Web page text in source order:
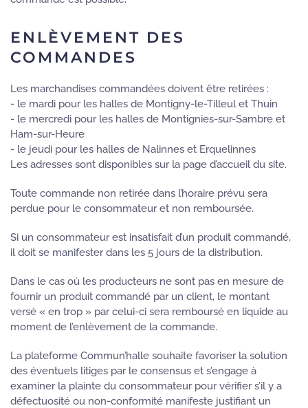
ENLÈVEMENT DES
COMMANDES
Les marchandises commandées doivent être retirées :
- le mardi pour les halles de Montigny-le-Tilleul et Thuin
- le mercredi pour les halles de Montignies-sur-Sambre et
Ham-sur-Heure
- le jeudi pour les halles de Nalinnes et Erquelinnes
Les adresses sont disponibles sur la page d’accueil du site.
Toute commande non retirée dans l’horaire prévu sera
perdue pour le consommateur et non remboursée.
Si un consommateur est insatisfait d’un produit commandé,
il doit se manifester dans les 5 jours de la distribution.
Dans le cas où les producteurs ne sont pas en mesure de
fournir un produit commandé par un client, le montant
versé « en trop » par celui-ci sera remboursé en liquide au
moment de l’enlèvement de la commande.
La plateforme Commun’halle souhaite favoriser la solution
des éventuels litiges par le consensus et s’engage à
examiner la plainte du consommateur pour vérifier s’il y a
défectuosité ou non-conformité manifeste justifiant un